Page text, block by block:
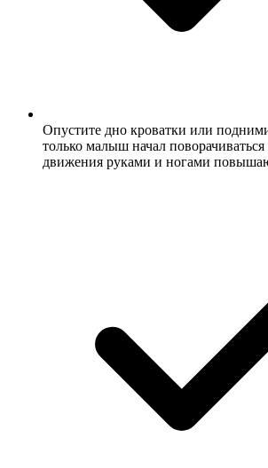
Опустите дно кроватки или
только малыш начал
движения руками и ногами